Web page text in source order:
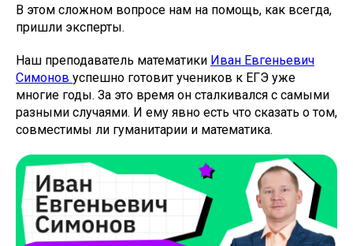
В этом сложном вопросе нам на помощь, как всегда,
пришли эксперты.
Наш преподаватель математики Иван Евгеньевич
Симонов успешно готовит учеников к ЕГЭ уже
многие годы. За это время он сталкивался с самыми
разными случаями. И ему явно есть что сказать о том,
совместимы ли гуманитарии и математика.